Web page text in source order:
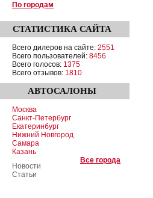
По городам
СТАТИСТИКА САЙТА
Всего дилеров на сайте: 2551
Всего пользователей: 8456
Всего голосов: 1375
Всего отзывов: 1810
АВТОСАЛОНЫ
Москва
Санкт-Петербург
Екатеринбург
Нижний Новгород
Самара
Казань
Все города
Новости
Статьи